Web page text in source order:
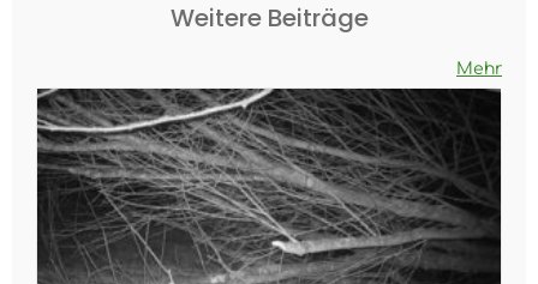
Weitere Beiträge
Mehr